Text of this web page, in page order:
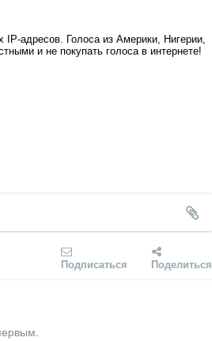
IP-адресов. Голоса из Америки, Нигерии,
и не покупать голоса в интернете!
Подписаться Поделиться